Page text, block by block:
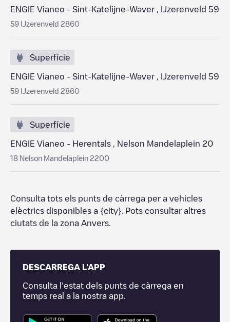
ENGIE Vianeo - Sint-Katelijne-Waver , IJzerenveld 59
59 IJzerenveld 2860
Superfície
ENGIE Vianeo - Sint-Katelijne-Waver , IJzerenveld 59
59 IJzerenveld 2860
Superfície
ENGIE Vianeo - Herentals , Nelson Mandelaplein 20
18 Nelson Mandelaplein 2200
Consulta tots els punts de càrrega per a vehicles
elèctrics disponibles a {city} . Pots consultar altres
ciutats de la zona Anvers
DESCARREGA L'APP
Consulta l'estat dels punts de càrrega en
temps real a la nostra app.